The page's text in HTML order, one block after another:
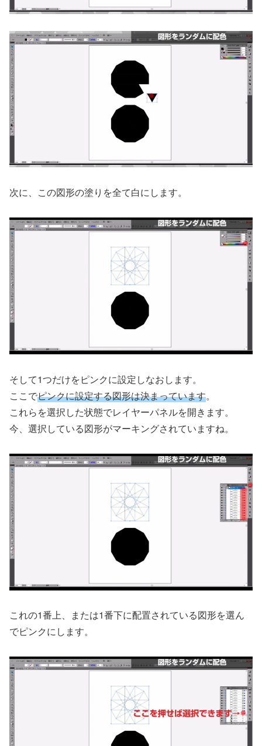
次に、この図形の塗りを全て白にします。
そして1つだけをピンクに設定しなおします。
ここでピンクに設定する図形は決まっています。
これらを選択した状態でレイヤーパネルを開きます。
今、選択している図形がマーキングされていますね。
これの1番上、または1番下に配置されている図形を選ん
でピンクにします。